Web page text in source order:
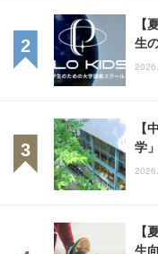
【
生
【
学
【
生